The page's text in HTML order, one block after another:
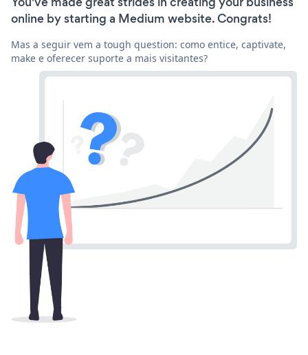
online by starting a Medium website. Congrats!
Mas a seguir vem a tough question: como entice, captivate,
make e oferecer suporte a mais visitantes?